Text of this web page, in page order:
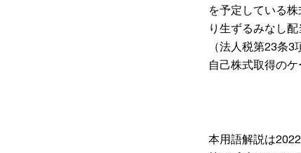
を予定している
り生ずるみなし
（法人税第23条
自己株式取得の
本用語解説は